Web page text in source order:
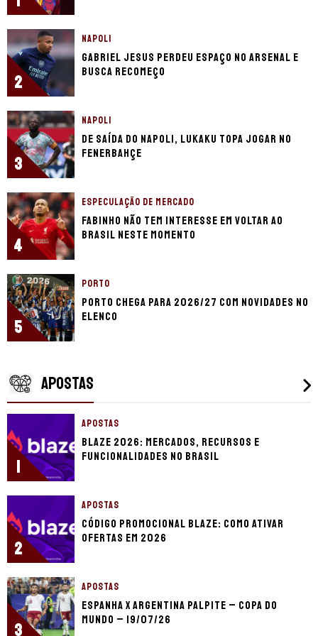
2
NAPOLI
Gabriel Jesus perdeu espaço no Arsenal e
busca recomeço
3
NAPOLI
De saída do Napoli, Lukaku topa jogar no
Fenerbahçe
4
ESPECULAÇÃO DE MERCADO
Fabinho não tem interesse em voltar ao
Brasil neste momento
5
PORTO
Porto chega para 2026/27 com novidades no
elenco
APOSTAS
1
APOSTAS
Blaze 2026: mercados, recursos e
funcionalidades no Brasil
2
APOSTAS
Código promocional Blaze: como ativar
ofertas em 2026
3
APOSTAS
Espanha x Argentina palpite – Copa do
Mundo – 19/07/26